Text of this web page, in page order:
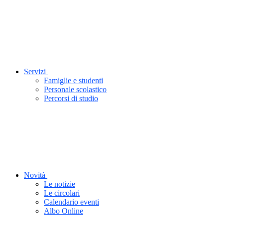
Servizi
Famiglie e studenti
Personale scolastico
Percorsi di studio
Novità
Le notizie
Le circolari
Calendario eventi
Albo Online